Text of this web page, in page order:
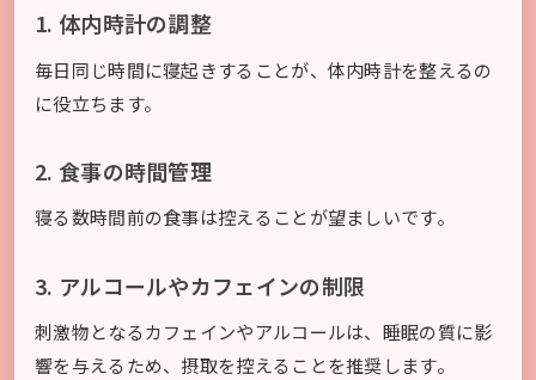
1. 体内時計の調整
毎日同じ時間に寝起きすることが、体内時計を整えるの
に役立ちます。
2. 食事の時間管理
寝る数時間前の食事は控えることが望ましいです。
3. アルコールやカフェインの制限
刺激物となるカフェインやアルコールは、睡眠の質に影
響を与えるため、摂取を控えることを推奨します。